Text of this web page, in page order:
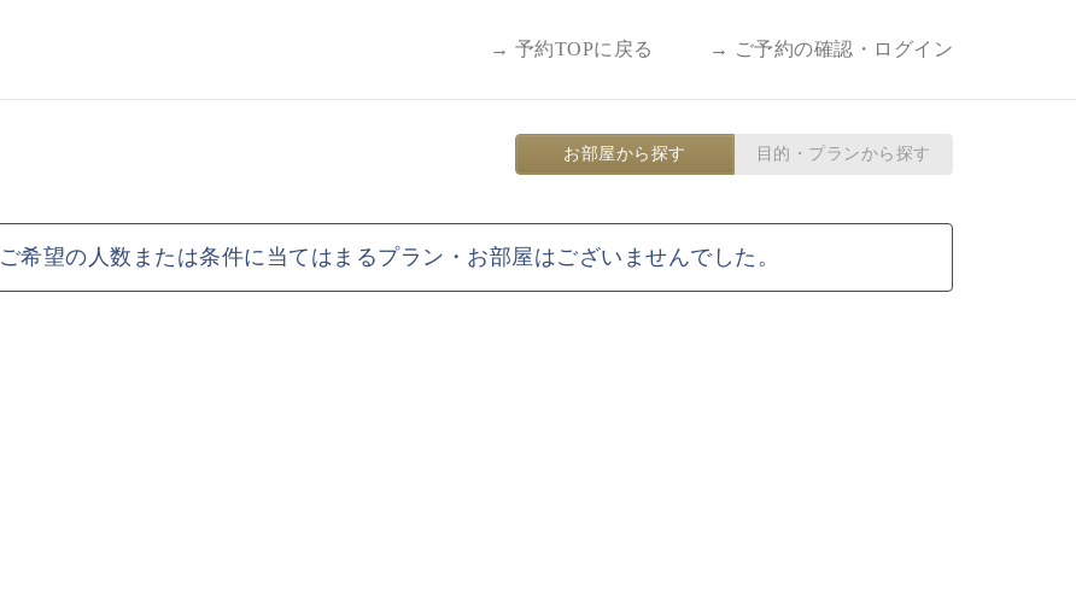
→ 予約TOPに戻る → ご予約の確認・ログイン
お部屋から探す 目的・プランから探す
ご希望の人数または条件に当てはまるプラン・お部屋はございませんでした。